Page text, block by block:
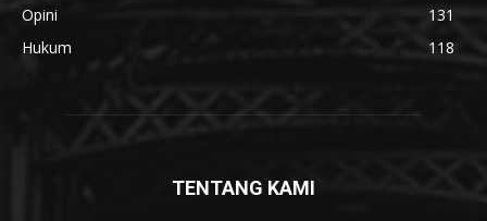
Opini
131
Hukum
118
TENTANG KAMI